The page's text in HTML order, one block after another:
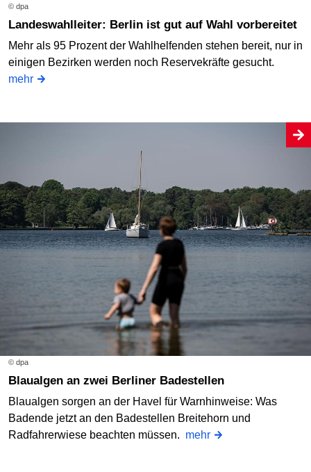
© dpa
Landeswahlleiter: Berlin ist gut auf Wahl vorbereitet
Mehr als 95 Prozent der Wahlhelfenden stehen bereit, nur in
einigen Bezirken werden noch Reservekräfte gesucht.
mehr
© dpa
Blaualgen an zwei Berliner Badestellen
Blaualgen sorgen an der Havel für Warnhinweise: Was
Badende jetzt an den Badestellen Breitehorn und
Radfahrerwiese beachten müssen. mehr